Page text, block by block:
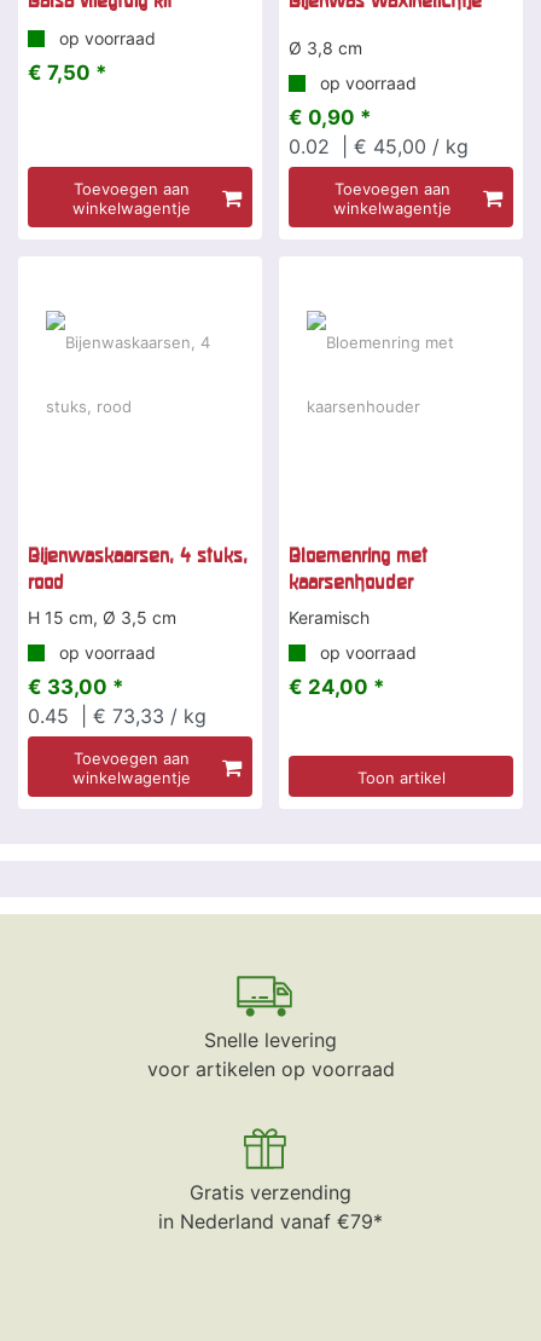
op voorraad
€ 7,50 *
Toevoegen aan
winkelwagentje
Ø 3,8 cm
op voorraad
€ 0,90 *
0.02
| € 45,00 / kg
Toevoegen aan
winkelwagentje
Bijenwaskaarsen, 4 stuks,
rood
H 15 cm, Ø 3,5 cm
op voorraad
€ 33,00 *
0.45
| € 73,33 / kg
Toevoegen aan
winkelwagentje
Bloemenring met
kaarsenhouder
Keramisch
op voorraad
€ 24,00 *
Toon artikel
Snelle levering
voor artikelen op voorraad
Gratis verzending
in Nederland vanaf €79*